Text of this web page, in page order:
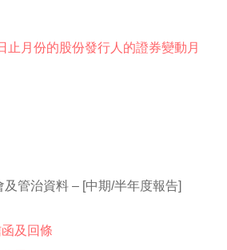
止月份的股份發行人的證券變動月
管治資料 – [中期/半年度報告]
及回條